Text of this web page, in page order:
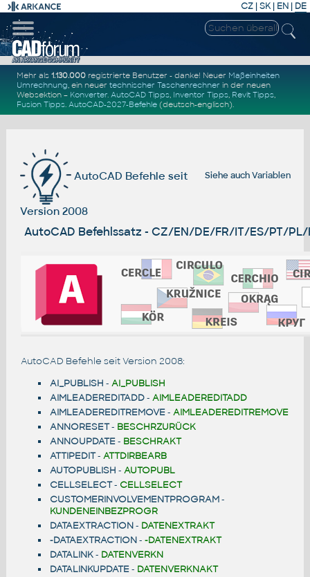
CZ | SK| EN | DE
Mehr als1.130.000 registrierte Benutzer - danke! Neuer Maßeinheiten
Umrechnung, ein neuertechnischer Taschenrechner in der neuen
Websektion – Konverter.AutoCAD Tipps, Inventor Tipps, Revit Tipps,
Fusion Tipps.AutoCAD-2027-Befehle (deutsch-englisch).
Siehe auchVariablen
AutoCAD Befehle seit
Version 2008
AutoCAD Befehlssatz - CZ/EN/DE/FR/IT/ES/PT/PL/
AutoCAD Befehle seit Version 2008:
AI_PUBLISH - AI_PUBLISH
AIMLEADEREDITADD- AIMLEADEREDITADD
AIMLEADEREDITREMOVE- AIMLEADEREDITREMOVE
ANNORESET- BESCHRZURÜCK
ANNOUPDATE- BESCHRAKT
ATTIPEDIT- ATTDIRBEARB
AUTOPUBLISH - AUTOPUBL
CELLSELECT- CELLSELECT
CUSTOMERINVOLVEMENTPROGRAM-
KUNDENEINBEZPROGR
DATAEXTRACTION- DATENEXTRAKT
-DATAEXTRACTION- -DATENEXTRAKT
DATALINK- DATENVERKN
DATALINKUPDATE- DATENVERKNAKT